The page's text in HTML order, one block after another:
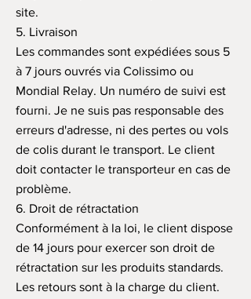
site.
5. Livraison
Les commandes sont expédiées sous 5
à 7 jours ouvrés via Colissimo ou
Mondial Relay. Un numéro de suivi est
fourni. Je ne suis pas responsable des
erreurs d'adresse, ni des pertes ou vols
de colis durant le transport. Le client
doit contacter le transporteur en cas de
problème.
6. Droit de rétractation
Conformément à la loi, le client dispose
de 14 jours pour exercer son droit de
rétractation sur les produits standards.
Les retours sont à la charge du client.